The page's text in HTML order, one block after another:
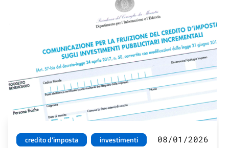
credito d'imposta
investimenti
08/01/2026